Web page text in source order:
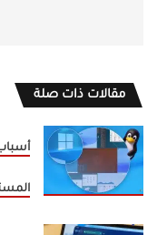
مقالات ذات صلة